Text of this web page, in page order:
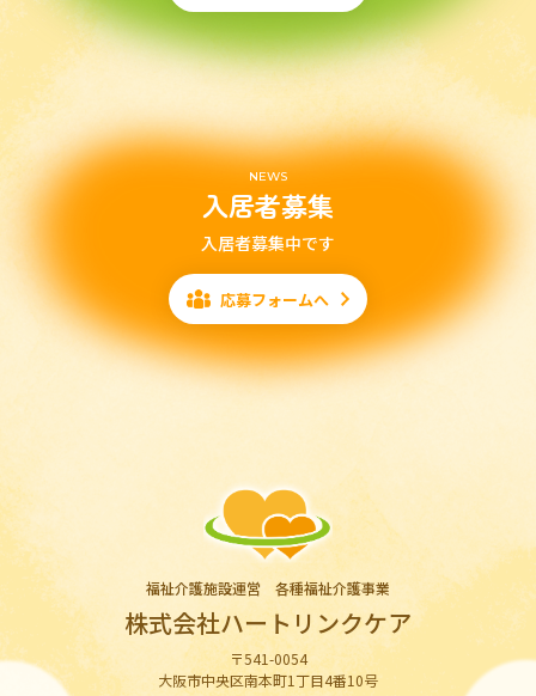
NEWS
入居者募集
入居者募集中です
応募フォームへ
福祉介護施設運営 各種福祉介護事業
株式会社ハートリンクケア
〒541-0054
大阪市中央区南本町1丁目4番10号